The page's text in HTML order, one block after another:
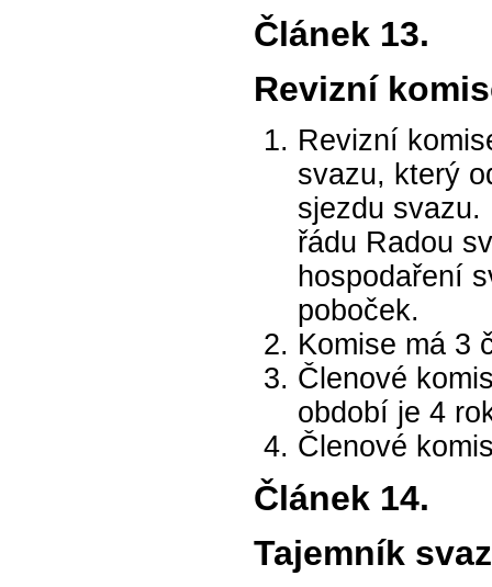
Článek 13.
Revizní
Revizní
svazu, který
sjezdu svazu.
řádu Radou
hospodaření
poboček.
Komise má 3
Členové
období je 4
Členové
Článek 14.
Tajemník